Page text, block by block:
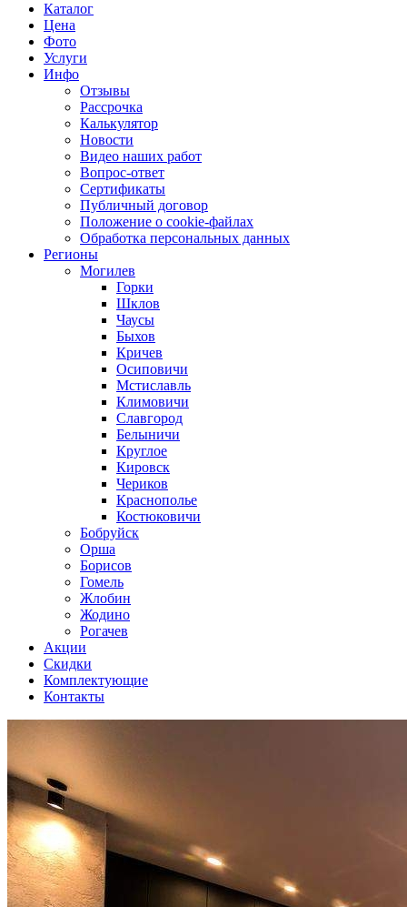
Каталог
Цена
Фото
Услуги
Инфо
Отзывы
Рассрочка
Калькулятор
Новости
Видео наших работ
Вопрос-ответ
Сертификаты
Публичный договор
Положение о cookie-файлах
Обработка персональных данных
Регионы
Могилев
Горки
Шклов
Чаусы
Быхов
Кричев
Осиповичи
Мстиславль
Климовичи
Славгород
Белыничи
Круглое
Кировск
Чериков
Краснополье
Костюковичи
Бобруйск
Орша
Борисов
Гомель
Жлобин
Жодино
Рогачев
Акции
Скидки
Комплектующие
Контакты